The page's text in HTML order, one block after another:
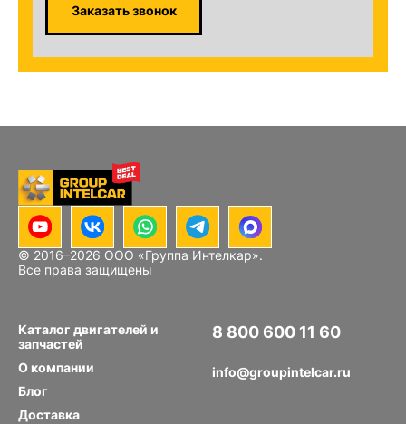
Заказать звонок
© 2016–2026 ООО «Группа Интелкар».
Все права защищены
Каталог двигателей и
запчастей
О компании
Блог
Доставка
8 800 600 11 60
info@groupintelcar.ru